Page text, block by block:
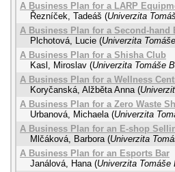
A Business Plan for a LARP
Řezníček, Tadeáš (Univerzita
A Business Plan for a Second-hand
Plchotová, Lucie (Univerzita
A Business Plan for a Shisha Club
Kasl, Miroslav (Univerzita Tomáše
A Business Plan for a Wellness
Koryčanská, Alžběta Anna (
A Business Plan for a Zero Waste
Urbanová, Michaela (Univerzita
A Business Plan for an E-shop
Mlčáková, Barbora (Univerzita
A Business Plan for an Esports Bar
Janálová, Hana (Univerzita